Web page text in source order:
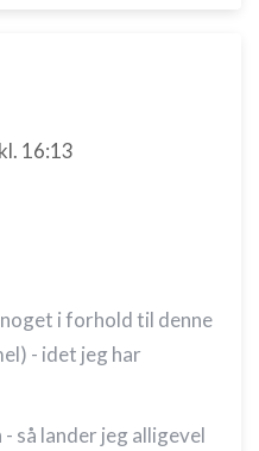
kl. 16:13
i forhold til denne
- idet jeg har
- så lander jeg alligevel